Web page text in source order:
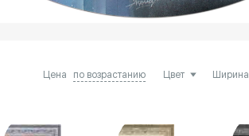
Цена по возрастанию